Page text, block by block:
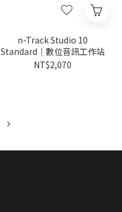
n-Track Studio 10
Standard｜數位音訊工作站
NT$2,070